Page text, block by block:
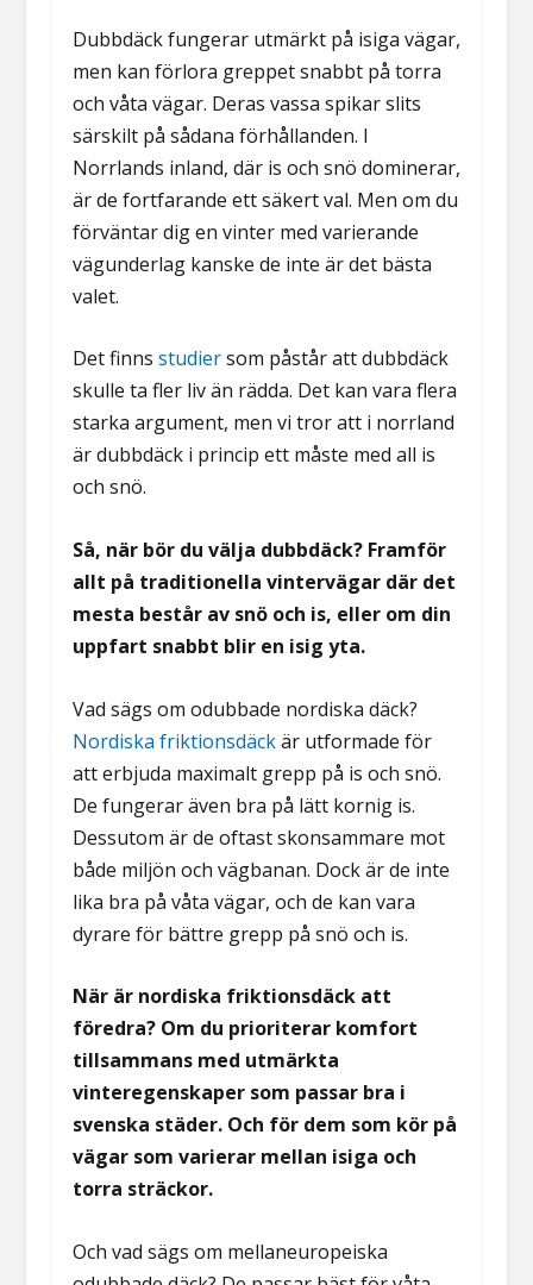
Dubbdäck fungerar utmärkt på isiga vägar,
men kan förlora greppet snabbt på torra
och våta vägar. Deras vassa spikar slits
särskilt på sådana förhållanden. I
Norrlands inland, där is och snö dominerar,
är de fortfarande ett säkert val. Men om du
förväntar dig en vinter med varierande
vägunderlag kanske de inte är det bästa
valet.
Det finns studiersom påstår att dubbdäck
skulle ta fler liv än rädda. Det kan vara flera
starka argument, men vi tror att i norrland
är dubbdäck i princip ett måste med all is
och snö.
Så, när bör du välja dubbdäck? Framför
allt på traditionella vintervägar där det
mesta består av snö och is, eller om din
uppfart snabbt blir en isig yta.
Vad sägs om odubbade nordiska däck?
Nordiska friktionsdäckär utformade för
att erbjuda maximalt grepp på is och snö.
De fungerar även bra på lätt kornig is.
Dessutom är de oftast skonsammare mot
både miljön och vägbanan. Dock är de inte
lika bra på våta vägar, och de kan vara
dyrare för bättre grepp på snö och is.
När är nordiska friktionsdäck att
föredra? Om du prioriterar komfort
tillsammans med utmärkta
vinteregenskaper som passar bra i
svenska städer. Och för dem som kör på
vägar som varierar mellan isiga och
torra sträckor.
Och vad sägs om mellaneuropeiska